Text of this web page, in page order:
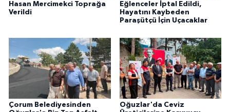
Hasan Mercimekci Toprağa
Verildi
Eğlenceler İptal Edildi,
Hayatını Kaybeden
Paraşütçü İçin Uçacaklar
Çorum Belediyesinden
Oğuzlar'da Ceviz